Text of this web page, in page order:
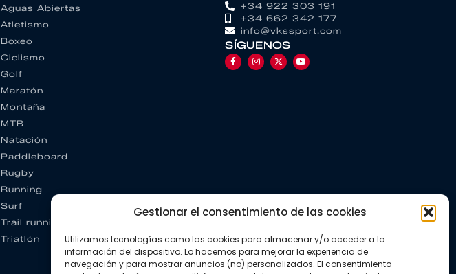
Gestionar el consentimiento de las cookies
Utilizamos tecnologías como las cookies para almacenar y/o acceder a la
información del dispositivo. Lo hacemos para mejorar la experiencia de
navegación y para mostrar anuncios (no) personalizados. El consentimiento
Aguas Abiertas
Atletismo
Boxeo
Ciclismo
Golf
Maratón
Montaña
MTB
Natación
Paddleboard
Rugby
Running
Surf
Trail running
Triatlón
+34 922 303 191
+34 662 342 177
info@vkssport.com
SÍGUENOS